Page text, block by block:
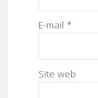
E-mail *
Site web